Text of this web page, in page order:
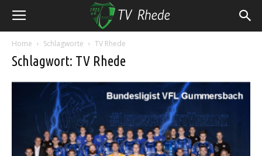
Home Schlagworte TV Rhede
Schlagwort: TV Rhede